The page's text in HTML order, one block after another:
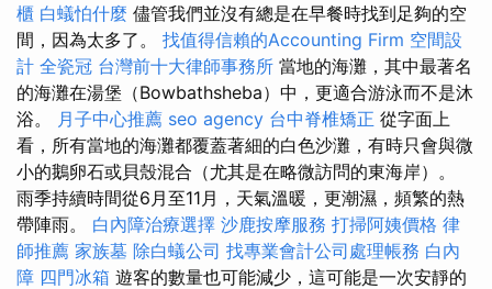
櫃 白蟻怕什麼 儘管我們並沒有總是在早餐時找到足夠的空
間，因為太多了。 找值得信賴的Accounting Firm 空間設
計 全瓷冠 台灣前十大律師事務所 當地的海灘，其中最著名
的海灘在湯堡（Bowbathsheba）中，更適合游泳而不是沐
浴。
月子中心推薦 seo agency 台中脊椎矯正 從字面上
看，所有當地的海灘都覆蓋著細的白色沙灘，有時只會與微
小的鵝卵石或貝殼混合（尤其是在略微訪問的東海岸）。
雨季持續時間從6月至11月，天氣溫暖，更潮濕，頻繁的熱
帶陣雨。 白內障治療選擇 沙鹿按摩服務 打掃阿姨價格 律
師推薦 家族墓 除白蟻公司 找專業會計公司處理帳務 白內
障 四門冰箱 遊客的數量也可能減少，這可能是一次安靜的